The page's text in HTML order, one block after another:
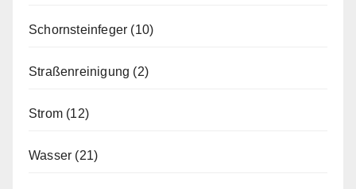
Schornsteinfeger (10)
Straßenreinigung (2)
Strom (12)
Wasser (21)